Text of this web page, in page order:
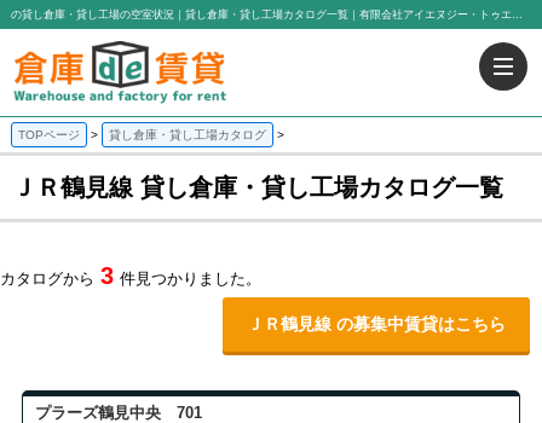
の貸し倉庫・貸し工場の空室状況｜貸し倉庫・貸し工場カタログ一覧｜有限会社アイエヌジー・トゥエンティーワン
TOPページ 貸し倉庫・貸し工場カタログ
ＪＲ鶴見線 貸し倉庫・貸し工場カタログ一覧
カタログから 3 件見つかりました。
ＪＲ鶴見線 の募集中賃貸はこちら
プラーズ鶴見中央 701